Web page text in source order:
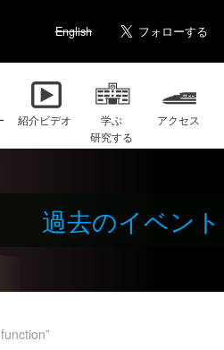
English
紹介ビデオ
学ぶ
研究する
アクセス
過去のイベント